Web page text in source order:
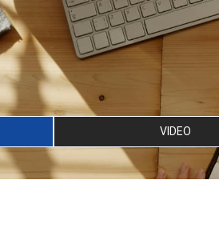
VIDEO